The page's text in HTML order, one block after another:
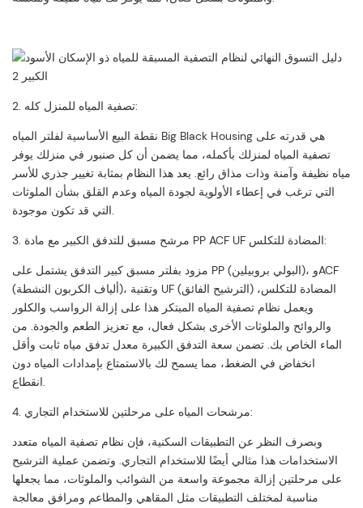
2. تصفية المياه للمنزل كله:
نقطة البيع الأساسية لفلتر المياه Big Black Housing هي قدرته على
تصفية المياه لمنزلك بأكمله، مما يضمن أن كل صنبور في منزلك يوفر
مياه نظيفة وآمنة وذات مذاق رائع. يعد هذا النظام بمثابة تغيير جذري للأسر
التي ترغب في إعطاء الأولوية لجودة المياه وعدم القلق بشأن الملوثات
التي قد تكون موجودة.
3. مرشح مسبق للتدفق الكبير مع مادة PP ACF UF المضادة للتكلس:
مزود بفلتر مسبق كبير التدفق يشتمل على PP (البولي بروبيلين)، وACF
(ألياف الكربون النشطة)، وتقنية UF (الترشيح الفائق) المضادة للتكلس،
ويعمل نظام تصفية المياه المبتكر هذا على إزالة الرواسب والكلور
والروائح والملوثات الأخرى بشكل فعال، مع تعزيز الطعم والجودة. من
الماء الخاص بك. تضمن سعة التدفق الكبيرة معدل تدفق مياه ثابت وأقل
انخفاض في الضغط، مما يسمح لك بالاستمتاع بإمدادات المياه دون
انقطاع.
4. مرشحات المياه على مرحلتين للاستخدام التجاري:
وبصرف النظر عن التطبيقات السكنية، فإن نظام تصفية المياه متعدد
الاستخدامات هذا مثالي أيضًا للاستخدام التجاري. وتضمن عملية الترشيح
على مرحلتين إزالة مجموعة واسعة من الشوائب والملوثات، مما يجعلها
مناسبة لمختلف التطبيقات مثل المقاهي والمطاعم ومرافق معالجة